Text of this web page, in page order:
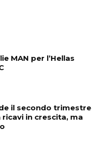
MAN per l’Hellas
il secondo trimestre
in crescita, ma